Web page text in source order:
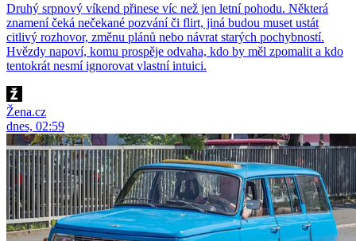
Druhý srpnový víkend přinese víc než jen letní pohodu. Některá
znamení čeká nečekané pozvání či flirt, jiná budou muset ustát
citlivý rozhovor, změnu plánů nebo návrat starých pochybností.
Hvězdy napoví, komu prospěje odvaha, kdo by měl zpomalit a kdo
tentokrát nesmí ignorovat vlastní intuici.
Žena.cz
dnes, 02:59